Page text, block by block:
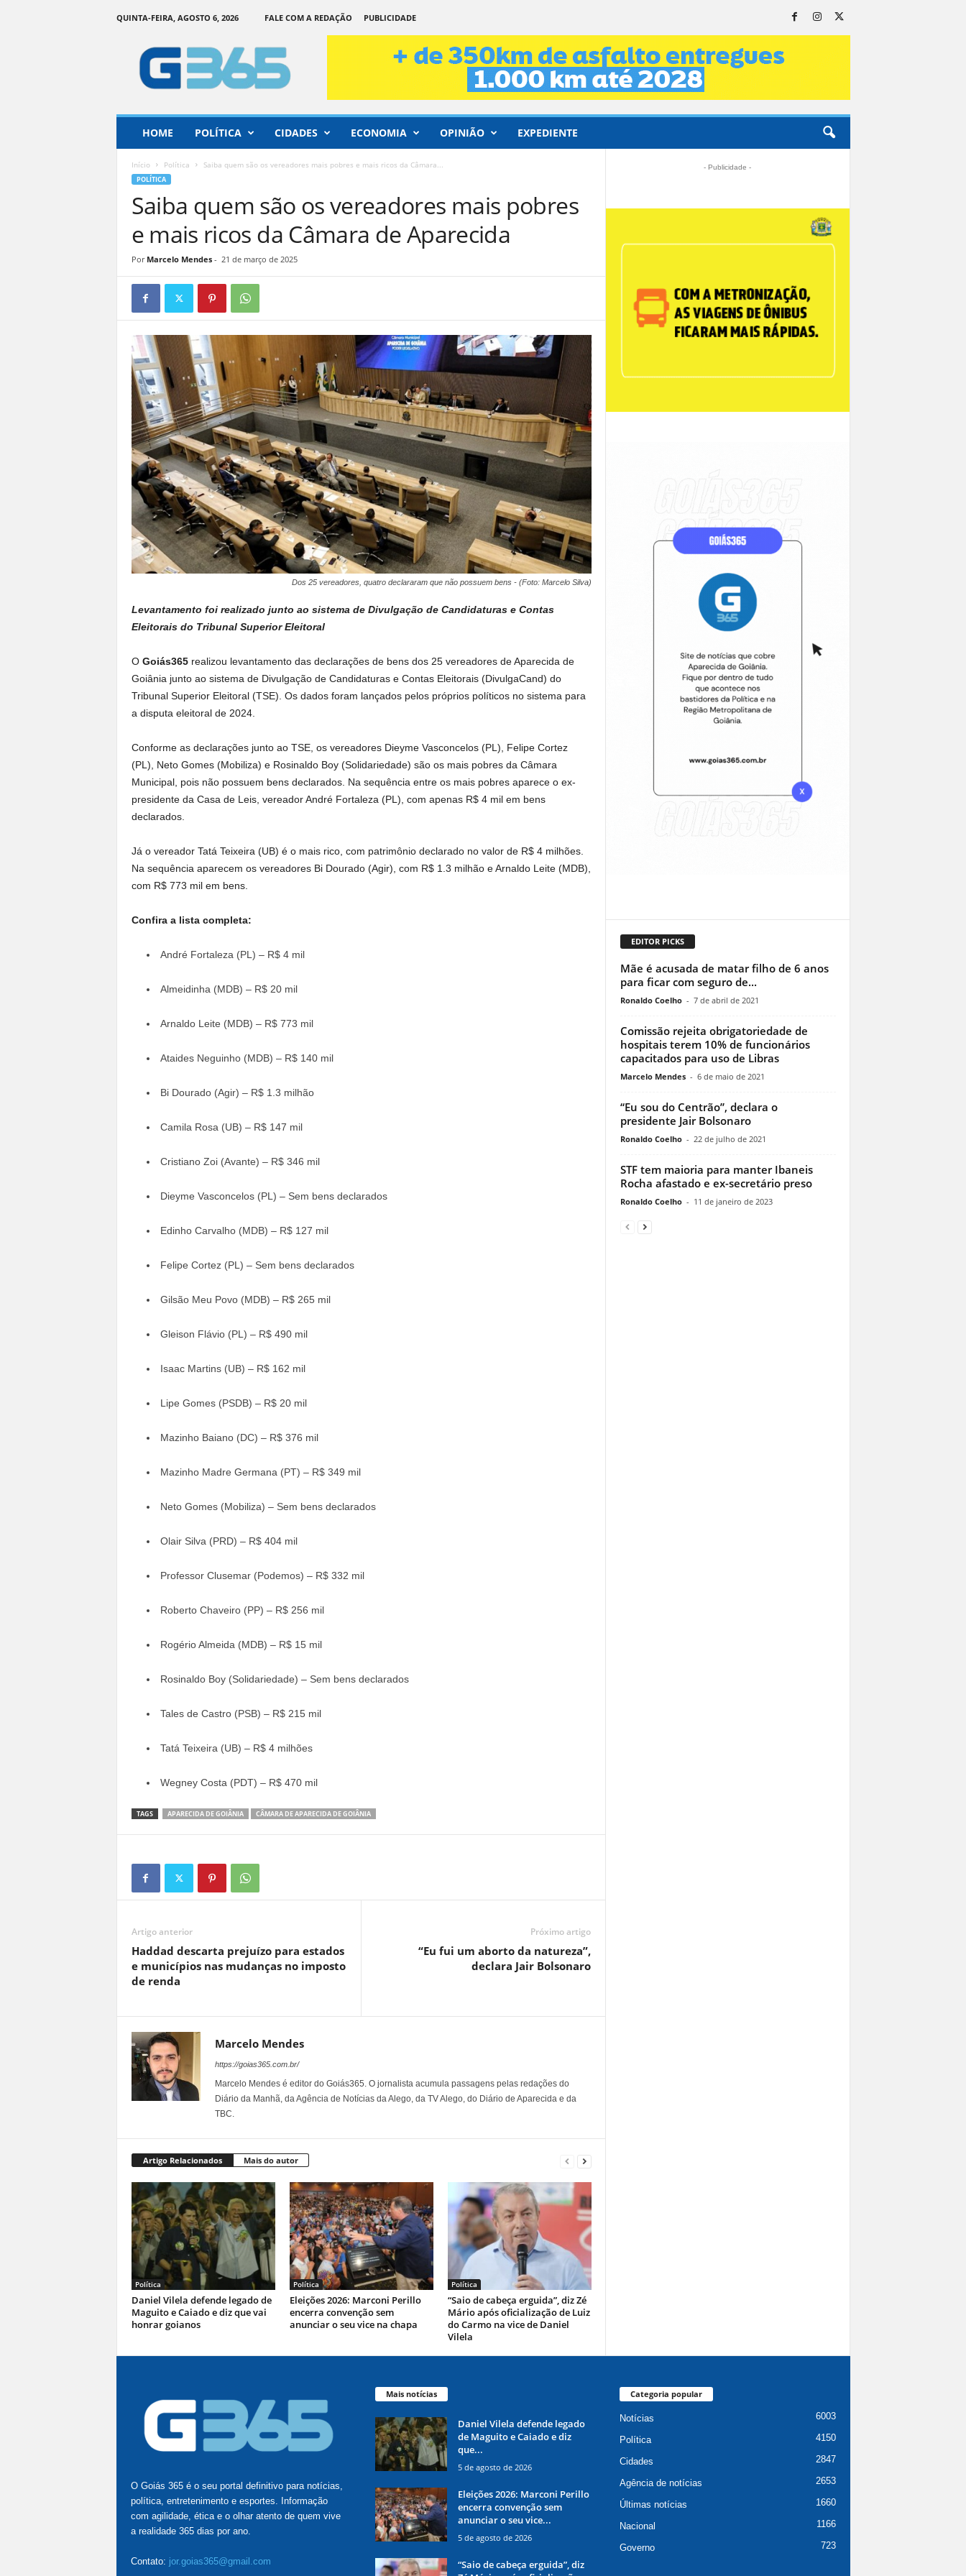
QUINTA-FEIRA, AGOSTO 6, 2026 FALE COM A REDAÇÃO
PUBLICIDADE
ç
o
HOME POLÍTICA CIDADES ECONOMIA OPINIÃO EXPEDIENTE
Início Política Saiba quem são os vereadores mais pobres e mais ricos da Câmara...
POLÍTICA
Saiba quem são os vereadores mais pobres
e mais ricos da Câmara de Aparecida
Por Marcelo Mendes- 21 de março de 2025
Dos 25 vereadores, quatro declararam que não possuem bens - (Foto: Marcelo Silva)
Levantamento foi realizado junto ao sistema de Divulgação de Candidaturas e Contas
Eleitorais do Tribunal Superior Eleitoral
O Goiás365 realizou levantamento das declarações de bens dos 25 vereadores de Aparecida de
Goiânia junto ao sistema de Divulgação de Candidaturas e Contas Eleitorais (DivulgaCand) do
Tribunal Superior Eleitoral (TSE). Os dados foram lançados pelos próprios políticos no sistema para
a disputa eleitoral de 2024.
Conforme as declarações junto ao TSE, os vereadores Dieyme Vasconcelos (PL), Felipe Cortez
(PL), Neto Gomes (Mobiliza) e Rosinaldo Boy (Solidariedade) são os mais pobres da Câmara
Municipal, pois não possuem bens declarados. Na sequência entre os mais pobres aparece o ex-
presidente da Casa de Leis, vereador André Fortaleza (PL), com apenas R$ 4 mil em bens
declarados.
Já o vereador Tatá Teixeira (UB) é o mais rico, com patrimônio declarado no valor de R$ 4 milhões.
Na sequência aparecem os vereadores Bi Dourado (Agir), com R$ 1.3 milhão e Arnaldo Leite (MDB),
com R$ 773 mil em bens.
Confira a lista completa:
André Fortaleza (PL) – R$ 4 mil
Almeidinha (MDB) – R$ 20 mil
Arnaldo Leite (MDB) – R$ 773 mil
Ataides Neguinho (MDB) – R$ 140 mil
Bi Dourado (Agir) – R$ 1.3 milhão
Camila Rosa (UB) – R$ 147 mil
Cristiano Zoi (Avante) – R$ 346 mil
Dieyme Vasconcelos (PL) – Sem bens declarados
Edinho Carvalho (MDB) – R$ 127 mil
Felipe Cortez (PL) – Sem bens declarados
Gilsão Meu Povo (MDB) – R$ 265 mil
Gleison Flávio (PL) – R$ 490 mil
Isaac Martins (UB) – R$ 162 mil
Lipe Gomes (PSDB) – R$ 20 mil
Mazinho Baiano (DC) – R$ 376 mil
Mazinho Madre Germana (PT) – R$ 349 mil
Neto Gomes (Mobiliza) – Sem bens declarados
Olair Silva (PRD) – R$ 404 mil
Professor Clusemar (Podemos) – R$ 332 mil
Roberto Chaveiro (PP) – R$ 256 mil
Rogério Almeida (MDB) – R$ 15 mil
Rosinaldo Boy (Solidariedade) – Sem bens declarados
Tales de Castro (PSB) – R$ 215 mil
Tatá Teixeira (UB) – R$ 4 milhões
Wegney Costa (PDT) – R$ 470 mil
TAGS APARECIDA DE GOIÂNIA CÂMARA DE APARECIDA DE GOIÂNIA
Artigo anterior
Haddad descarta prejuízo para estados
e municípios nas mudanças no imposto
de renda
Próximo artigo
“Eu fui um aborto da natureza”,
declara Jair Bolsonaro
Marcelo Mendes
https://goias365.com.br/
Marcelo Mendes é editor do Goiás365. O jornalista acumula passagens pelas redações do
Diário da Manhã, da Agência de Notícias da Alego, da TV Alego, do Diário de Aparecida e da
TBC.
Artigo Relacionados Mais do autor
Política
Daniel Vilela defende legado de
Maguito e Caiado e diz que vai
honrar goianos
Política
Eleições 2026: Marconi Perillo
encerra convenção sem
anunciar o seu vice na chapa
Política
“Saio de cabeça erguida”, diz Zé
Mário após oficialização de Luiz
do Carmo na vice de Daniel
Vilela
- Publicidade -
EDITOR PICKS
Mãe é acusada de matar filho de 6 anos
para ficar com seguro de...
Ronaldo Coelho - 7 de abril de 2021
Comissão rejeita obrigatoriedade de
hospitais terem 10% de funcionários
capacitados para uso de Libras
Marcelo Mendes - 6 de maio de 2021
“Eu sou do Centrão”, declara o
presidente Jair Bolsonaro
Ronaldo Coelho - 22 de julho de 2021
STF tem maioria para manter Ibaneis
Rocha afastado e ex-secretário preso
Ronaldo Coelho - 11 de janeiro de 2023
O Goiás 365 é o seu portal definitivo para notícias,
política, entretenimento e esportes. Informação
com agilidade, ética e o olhar atento de quem vive
a realidade 365 dias por ano.
Contato: jor.goias365@gmail.com
Mais notícias
Daniel Vilela defende legado
de Maguito e Caiado e diz
que...
5 de agosto de 2026
Eleições 2026: Marconi Perillo
encerra convenção sem
anunciar o seu vice...
5 de agosto de 2026
“Saio de cabeça erguida”, diz
Categoria popular
Notícias 6003
Política 4150
Cidades 2847
Agência de notícias 2653
Últimas notícias 1660
Nacional 1166
Governo 723